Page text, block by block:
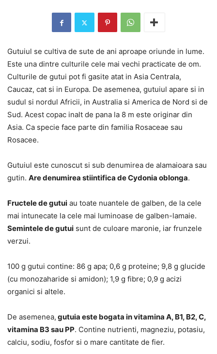
Gutuiul se cultiva de sute de ani aproape oriunde in lume.
Este una dintre culturile cele mai vechi practicate de om.
Culturile de gutui pot fi gasite atat in Asia Centrala,
Caucaz, cat si in Europa. De asemenea, gutuiul apare si in
sudul si nordul Africii, in Australia si America de Nord si de
Sud. Acest copac inalt de pana la 8 m este originar din
Asia. Ca specie face parte din familia Rosaceae sau
Rosacee.
Gutuiul este cunoscut si sub denumirea de alamaioara sau
gutin. Are denumirea stiintifica de Cydonia oblonga.
Fructele de gutui au toate nuantele de galben, de la cele
mai intunecate la cele mai luminoase de galben-lamaie.
Semintele de gutui sunt de culoare maronie, iar frunzele
verzui.
100 g gutui contine: 86 g apa; 0,6 g proteine; 9,8 g glucide
(cu monozaharide si amidon); 1,9 g fibre; 0,9 g acizi
organici si altele.
De asemenea, gutuia este bogata in vitamina A, B1, B2, C,
vitamina B3 sau PP. Contine nutrienti, magneziu, potasiu,
calciu, sodiu, fosfor si o mare cantitate de fier.